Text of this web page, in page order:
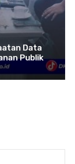
Data
Publik